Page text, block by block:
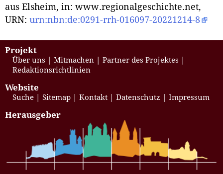
aus Elsheim, in: www.regionalgeschichte.net,
URN: urn:nbn:de:0291-rrh-016097-20221214-8
Projekt
Über uns Mitmachen
Partner des Projektes
Redaktionsrichtlinien
Website
Suche Sitemap Kontakt Datenschutz Impressum
Herausgeber